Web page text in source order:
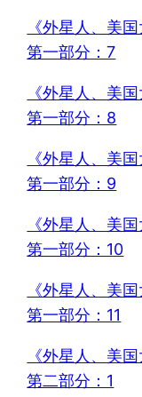
《外星人、美
第一部分：7
《外星人、美
第一部分：8
《外星人、美
第一部分：9
《外星人、美
第一部分：10
《外星人、美
第一部分：11
《外星人、美
第二部分：1